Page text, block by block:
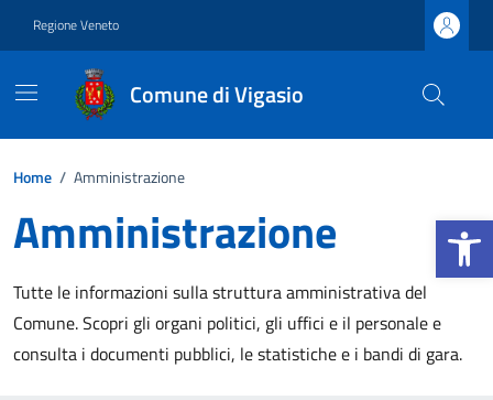
Apri la
Regione Veneto
Comune di Vigasio
Home / Amministrazione
Amministrazione
Tutte le informazioni sulla struttura amministrativa del
Comune. Scopri gli organi politici, gli uffici e il personale e
consulta i documenti pubblici, le statistiche e i bandi di gara.